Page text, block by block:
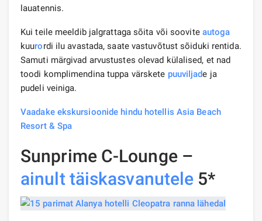
lauatennis.
Kui teile meeldib jalgrattaga sõita või soovite autoga
kuurordi ilu avastada, saate vastuvõtust sõiduki rentida.
Samuti märgivad arvustustes olevad külalised, et nad
toodi komplimendina tuppa värskete puuviljade ja
pudeli veiniga.
Vaadake ekskursioonide hindu hotellis Asia Beach
Resort & Spa
Sunprime C-Lounge –
ainult täiskasvanutele 5*